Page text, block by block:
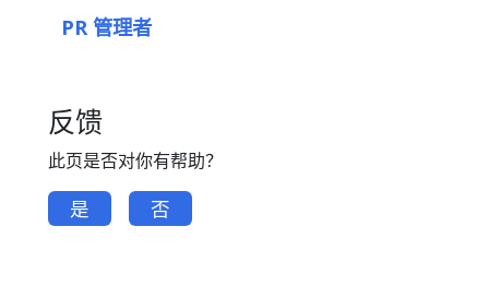
PR 管理者
反馈
此页是否对你有帮助？
是 否